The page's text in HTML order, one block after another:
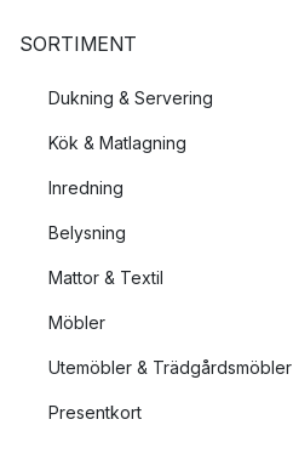
SORTIMENT
Dukning & Servering
Kök & Matlagning
Inredning
Belysning
Mattor & Textil
Möbler
Utemöbler & Trädgårdsmöbler
Presentkort